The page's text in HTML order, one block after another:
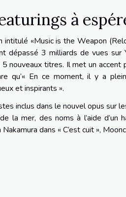
à
intitulé «Music is the Weapon
dépassé 3 milliards de vues sur
nouveaux titres. Il met un
qu’« En ce moment, il y a
et inspirants ».
inclus dans le nouvel opus sur
la mer, des noms à l’aide
dans « C’est cuit »,